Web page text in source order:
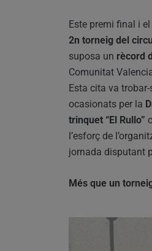
Este premi final i
2n torneig del
suposa un rècord
Comunitat
Esta cita va
ocasionats per la
trinquet “El Rullo”
l’esforç de
jornada disputant
Més que un